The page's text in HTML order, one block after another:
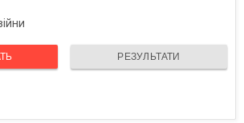
РЕЗУЛЬТАТИ